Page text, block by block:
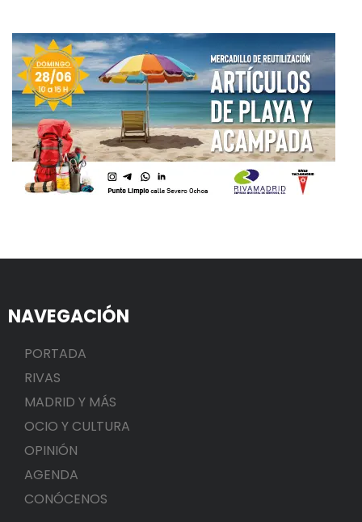
NAVEGACIÓN
PORTADA
RIVAS
MADRID Y MÁS
OCIO Y CULTURA
OPINIÓN
AGENDA
CONÓCENOS